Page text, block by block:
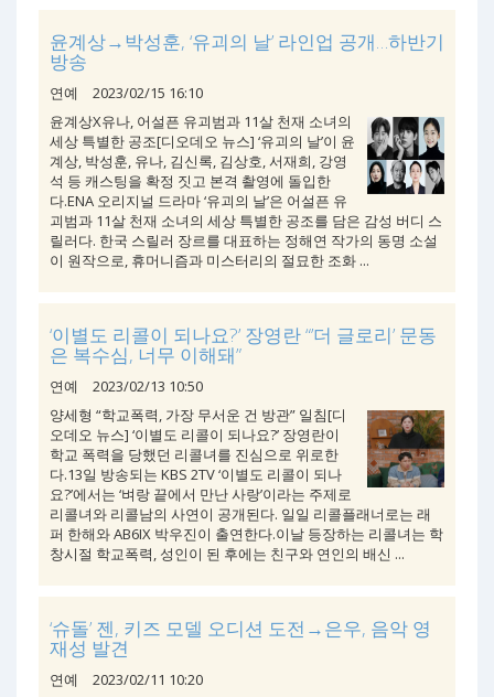
윤계상→박성훈, ‘유괴의 날’ 라인업 공개…하반기
방송
연예
2023/02/15 16:10
윤계상X유나, 어설픈 유괴범과 11살 천재 소녀의
세상 특별한 공조[디오데오 뉴스] ‘유괴의 날’이 윤
계상, 박성훈, 유나, 김신록, 김상호, 서재희, 강영
석 등 캐스팅을 확정 짓고 본격 촬영에 돌입한
다.ENA 오리지널 드라마 ‘유괴의 날’은 어설픈 유
괴범과 11살 천재 소녀의 세상 특별한 공조를 담은 감성 버디 스
릴러다. 한국 스릴러 장르를 대표하는 정해연 작가의 동명 소설
이 원작으로, 휴머니즘과 미스터리의 절묘한 조화 ...
‘이별도 리콜이 되나요?’ 장영란 “’더 글로리’ 문동
은 복수심, 너무 이해돼”
연예
2023/02/13 10:50
양세형 “학교폭력, 가장 무서운 건 방관” 일침[디
오데오 뉴스] ‘이별도 리콜이 되나요?’ 장영란이
학교 폭력을 당했던 리콜녀를 진심으로 위로한
다.13일 방송되는 KBS 2TV ‘이별도 리콜이 되나
요?’에서는 ‘벼랑 끝에서 만난 사랑’이라는 주제로
리콜녀와 리콜남의 사연이 공개된다. 일일 리콜플래너로는 래
퍼 한해와 AB6IX 박우진이 출연한다.이날 등장하는 리콜녀는 학
창시절 학교폭력, 성인이 된 후에는 친구와 연인의 배신 ...
‘슈돌’ 젠, 키즈 모델 오디션 도전→은우, 음악 영
재성 발견
연예
2023/02/11 10:20